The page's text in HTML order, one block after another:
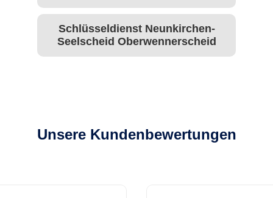
Schlüsseldienst Neunkirchen-
Seelscheid Oberwennerscheid
Unsere Kundenbewertungen